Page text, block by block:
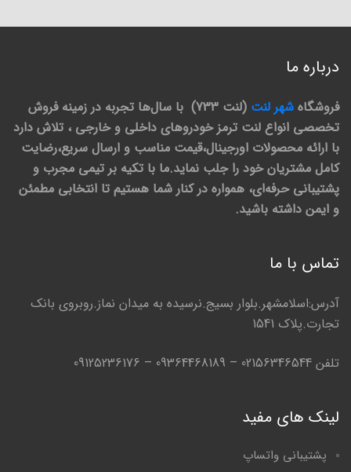
درباره ما
فروشگاه شهر لنت
(لنت 733) با سال‌ها تجربه در زمینه فروش
تخصصی انواع لنت ترمز خودروهای داخلی و خارجی ، تلاش دارد
با ارائه محصولات اورجینال،قیمت مناسب و ارسال سریع،رضایت
کامل مشتریان خود را جلب نماید.ما با تکیه بر تیمی مجرب و
پشتیبانی حرفه‌ای، همواره در کنار شما هستیم تا انتخابی مطمئن
و ایمن داشته باشید.
تماس با ما
آدرس:اسلامشهر.بلوار بسیج.نرسیده به میدان نماز.روبروی بانک
تجارت.پلاک 1541
تلفن 02156346544 – 09364468189 – 09125236176
لینک های مفید
پشتیبانی واتساپ